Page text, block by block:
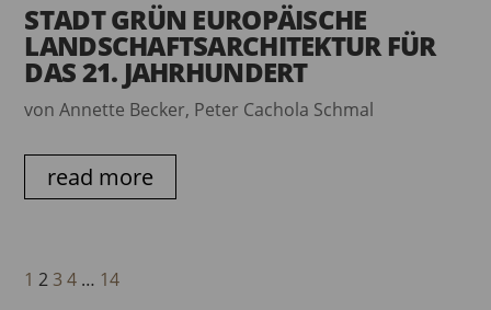
STADT GRÜN EUROPÄISCHE
LANDSCHAFTSARCHITEKTUR FÜR
DAS 21. JAHRHUNDERT
von Annette Becker, Peter Cachola Schmal
read more
1 2 3 4 … 14